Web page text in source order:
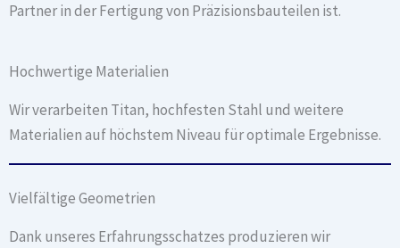
Partner in der Fertigung von Präzisionsbauteilen ist.
Hochwertige Materialien
Wir verarbeiten Titan, hochfesten Stahl und weitere
Materialien auf höchstem Niveau für optimale Ergebnisse.
Vielfältige Geometrien
Dank unseres Erfahrungsschatzes produzieren wir